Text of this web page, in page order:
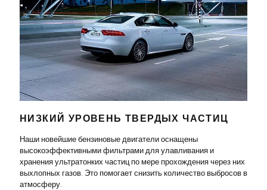
НИЗКИЙ УРОВЕНЬ ТВЕРДЫХ ЧАСТИЦ
Наши новейшие бензиновые двигатели оснащены
высокоэффективными фильтрами для улавливания и
хранения ультратонких частиц по мере прохождения через них
выхлопных газов. Это помогает снизить количество выбросов в
атмосферу.